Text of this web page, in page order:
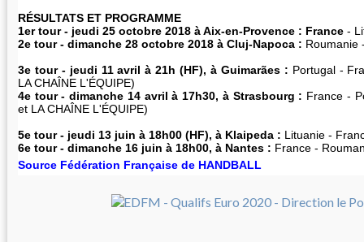
RÉSULTATS ET PROGRAMME
1er tour - jeudi 25 octobre 2018 à Aix-en-Provence : France -
2e tour - dimanche 28 octobre 2018 à Cluj-Napoca : Roumanie
3e tour - jeudi 11 avril à 21h (HF), à Guimarães : Portugal -
LA CHAÎNE L'ÉQUIPE)
4e tour - dimanche 14 avril à 17h30, à Strasbourg : France -
et LA CHAÎNE L'ÉQUIPE)
5e tour - jeudi 13 juin à 18h00 (HF), à Klaipeda : Lituanie -
6e tour - dimanche 16 juin à 18h00, à Nantes : France -
Source Fédération Française de HANDBALL